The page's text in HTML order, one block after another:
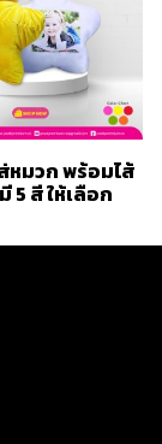
หมวก พร้อมไส้
5 สี ให้เลือก